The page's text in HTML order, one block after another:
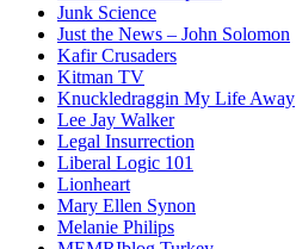
Junk Science
Just the News – John Solomon
Kafir Crusaders
Kitman TV
Knuckledraggin My Life Away
Lee Jay Walker
Legal Insurrection
Liberal Logic 101
Lionheart
Mary Ellen Synon
Melanie Philips